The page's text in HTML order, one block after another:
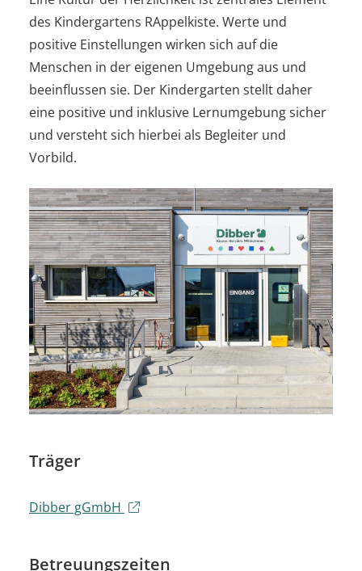
des Kindergartens RAppelkiste. Werte und
positive Einstellungen wirken sich auf die
Menschen in der eigenen Umgebung aus und
beeinflussen sie. Der Kindergarten stellt daher
eine positive und inklusive Lernumgebung sicher
und versteht sich hierbei als Begleiter und
Vorbild.
Träger
Dibber gGmbH
Betreuungszeiten